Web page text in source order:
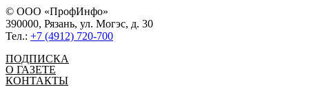
© ООО «ПрофИнфо»
390000, Рязань, ул. Могэс, д. 30
Тел.: +7 (4912) 720-700
ПОДПИСКА
О ГАЗЕТЕ
КОНТАКТЫ